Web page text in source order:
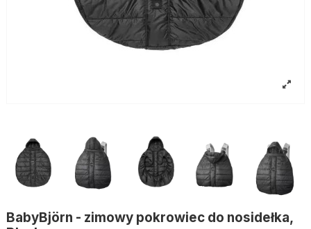
BabyBjörn - zimowy pokrowiec do nosidełka,